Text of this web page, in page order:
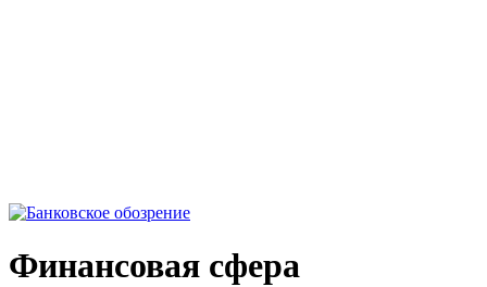
Финансовая сфера